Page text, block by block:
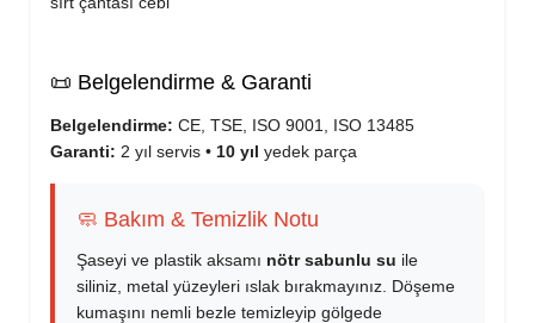
📜 Belgelendirme & Garanti
Belgelendirme: CE, TSE, ISO 9001, ISO 13485
Garanti: 2 yıl servis • 10 yıl yedek parça
🧼 Bakım & Temizlik Notu
Şaseyi ve plastik aksamı nötr sabunlu su ile
siliniz, metal yüzeyleri ıslak bırakmayınız. Döşeme
kumaşını nemli bezle temizleyip gölgede